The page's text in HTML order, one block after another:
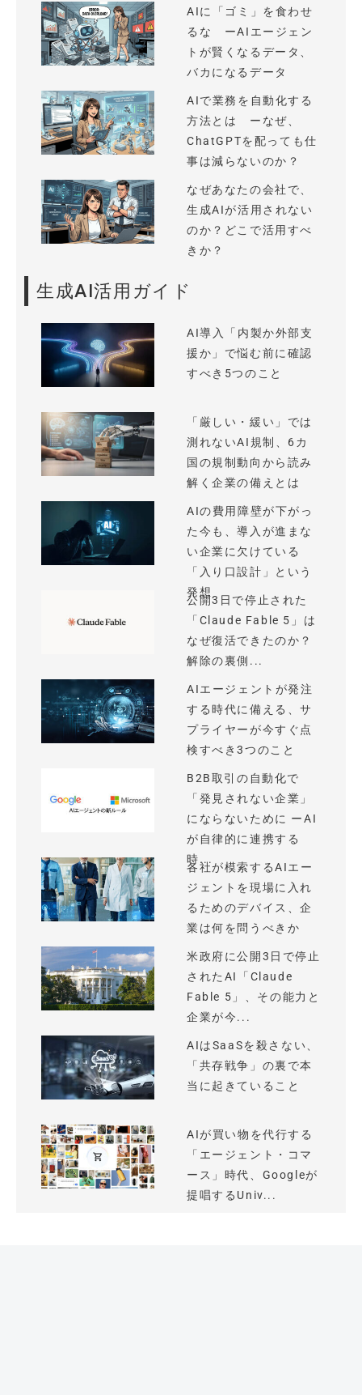
AIに「ゴミ」を食わせ
るな ーAIエージェン
トが賢くなるデータ、
バカになるデータ
AIで業務を自動化する
方法とは ーなぜ、
ChatGPTを配っても仕
事は減らないのか？
なぜあなたの会社で、
生成AIが活用されない
のか？どこで活用すべ
きか？
生成AI活用ガイド
AI導入「内製か外部支
援か」で悩む前に確認
すべき5つのこと
「厳しい・緩い」では
測れないAI規制、6カ
国の規制動向から読み
解く企業の備えとは
AIの費用障壁が下がっ
た今も、導入が進まな
い企業に欠けている
「入り口設計」という
発想
公開3日で停止された
「Claude Fable 5」は
なぜ復活できたのか？
解除の裏側...
AIエージェントが発注
する時代に備える、サ
プライヤーが今すぐ点
検すべき3つのこと
B2B取引の自動化で
「発見されない企業」
にならないために ーAI
が自律的に連携する
時...
各社が模索するAIエー
ジェントを現場に入れ
るためのデバイス、企
業は何を問うべきか
米政府に公開3日で停止
されたAI「Claude
Fable 5」、その能力と
企業が今...
AIはSaaSを殺さない、
「共存戦争」の裏で本
当に起きていること
AIが買い物を代行する
「エージェント・コマ
ース」時代、Googleが
提唱するUniv...